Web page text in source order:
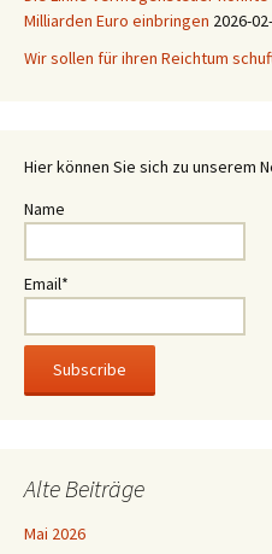
Milliarden Euro einbringen 2026-
Wir sollen für ihren Reichtum
Hier können Sie sich zu unserem
Name
Email*
Alte Beiträge
Mai 2026